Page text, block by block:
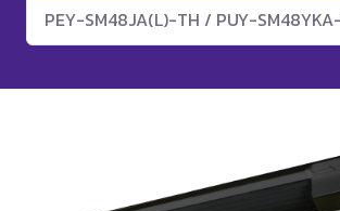
PEY-SM48JA(L)-TH / PUY-